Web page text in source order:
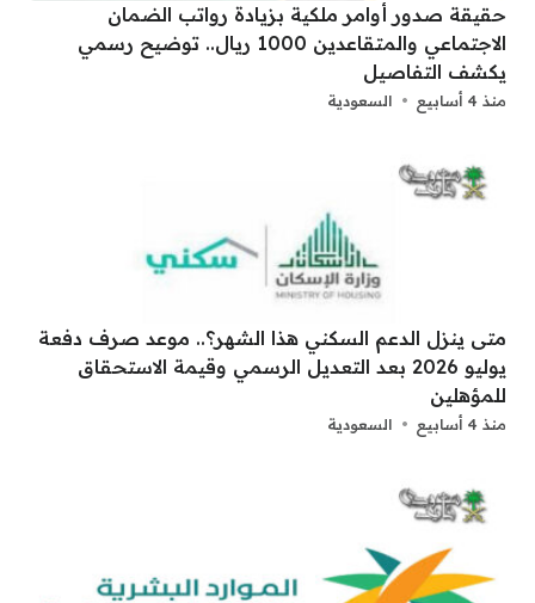
حقيقة صدور أوامر ملكية بزيادة رواتب الضمان
الاجتماعي والمتقاعدين 1000 ريال.. توضيح رسمي
يكشف التفاصيل
منذ 4 أسابيع السعودية
متى ينزل الدعم السكني هذا الشهر؟.. موعد صرف دفعة
يوليو 2026 بعد التعديل الرسمي وقيمة الاستحقاق
للمؤهلين
منذ 4 أسابيع السعودية